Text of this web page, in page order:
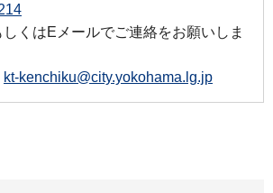
くはEメールでご連絡をお願いしま
kt-kenchiku@city.yokohama.lg.jp